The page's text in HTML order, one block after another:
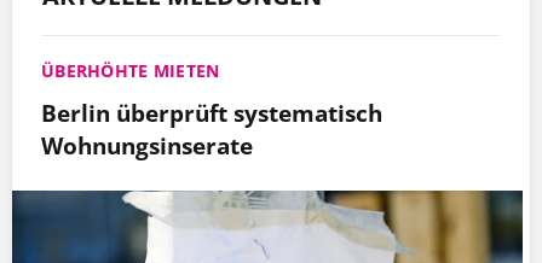
ÜBERHÖHTE MIETEN
Berlin überprüft systematisch
Wohnungsinserate